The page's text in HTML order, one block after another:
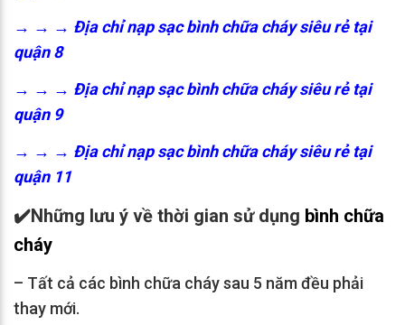
→ → → Địa chỉ nạp sạc bình chữa cháy siêu rẻ tại
quận 8
→ → → Địa chỉ nạp sạc bình chữa cháy siêu rẻ tại
quận 9
→ → → Địa chỉ nạp sạc bình chữa cháy siêu rẻ tại
quận 11
✔️Những lưu ý về thời gian sử dụng bình chữa
cháy
– Tất cả các bình chữa cháy sau 5 năm đều phải
thay mới.